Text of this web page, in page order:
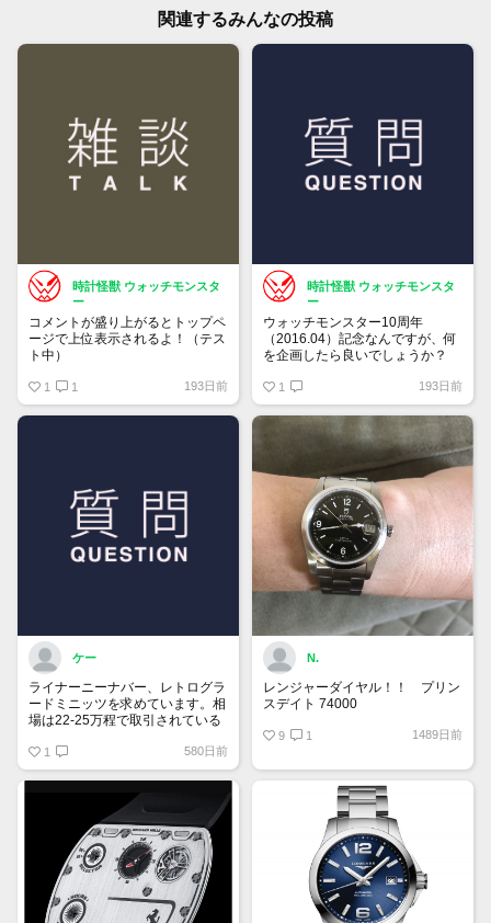
関連するみんなの投稿
時計怪獣 ウォッチモンスタ
ー
コメントが盛り上がるとトップペ
ージで上位表示されるよ！（テス
ト中）
1 1 193日前
時計怪獣 ウォッチモンスタ
ー
ウォッチモンスター10周年
（2016.04）記念なんですが、何
を企画したら良いでしょうか？
1 193日前
ケー
ライナーニーナバー、レトログラ
ードミニッツを求めています。相
場は22-25万程で取引されている
ですが、自分自身一目惚れしてい
るため、35万でいかがでしょう
ご連絡お待ちしております。
1 580日前
N.
レンジャーダイヤル！！ プリン
スデイト 74000
9 1 1489日前